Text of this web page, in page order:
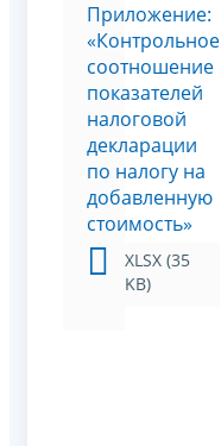
Приложение:
«Контрольное
соотношение
показателей
налоговой
декларации
по налогу на
добавленную
стоимость»
XLSX (35
KB)